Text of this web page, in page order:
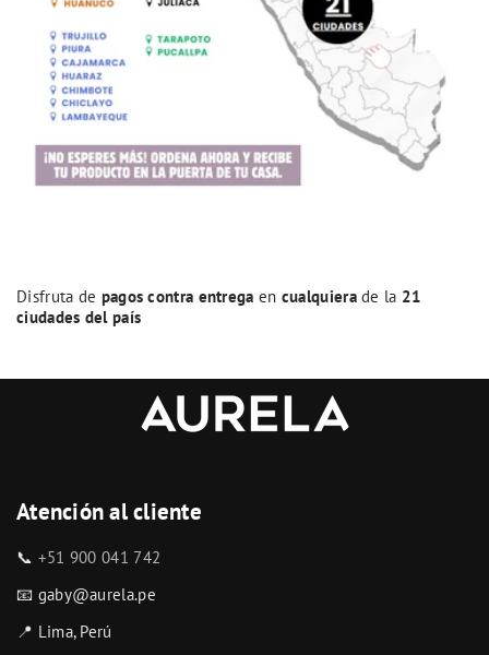
Disfruta de pagos contra entrega en cualquierade la 21
ciudades del país
Atención al cliente
📞 +51 900 041 742
📧 gaby@aurela.pe
📍 Lima, Perú